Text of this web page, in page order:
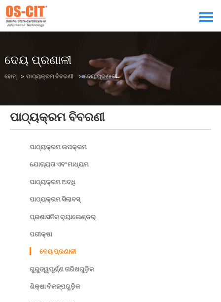
ଦେୟ ପ୍ରଣାଳୀ
ହୋମ୍ > ପାଠ୍ୟକ୍ରମ ବିବରଣୀ > ଦେୟ ପ୍ରଣାଳୀ
ପାଠ୍ୟକ୍ରମ ବିବରଣୀ
ପାଠ୍ୟକ୍ରମ ଉପକ୍ରମ
ଯୋଗ୍ୟତା ଏବଂ ମାଧ୍ୟମ
ପାଠ୍ୟକ୍ରମ ଅବଧି
ପାଠ୍ୟକ୍ରମ ସିଲାବସ୍
ପ୍ରଶାସନିକ କ୍ୟାଲେଣ୍ଡର୍
ପରୀକ୍ଷା
ଦେୟ ପ୍ରଣାଳୀ
ଗୁରୁତ୍ୱପୂର୍ଣ୍ଣ ତାରିଖଗୁଡ଼ିକ
ଶିକ୍ଷା ବିକଳ୍ପଗୁଡ଼ିକ